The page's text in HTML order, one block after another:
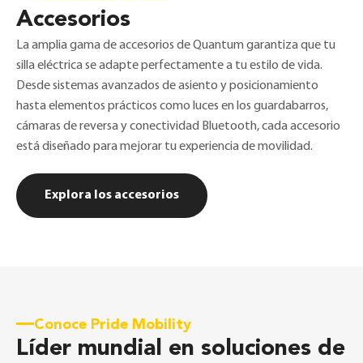
Accesorios
La amplia gama de accesorios de Quantum garantiza que tu
silla eléctrica se adapte perfectamente a tu estilo de vida.
Desde sistemas avanzados de asiento y posicionamiento
hasta elementos prácticos como luces en los guardabarros,
cámaras de reversa y conectividad Bluetooth, cada accesorio
está diseñado para mejorar tu experiencia de movilidad.
Explora los accesorios
Conoce Pride Mobility
Líder mundial en soluciones de